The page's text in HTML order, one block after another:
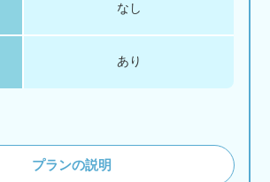
なし
あり
プランの説明